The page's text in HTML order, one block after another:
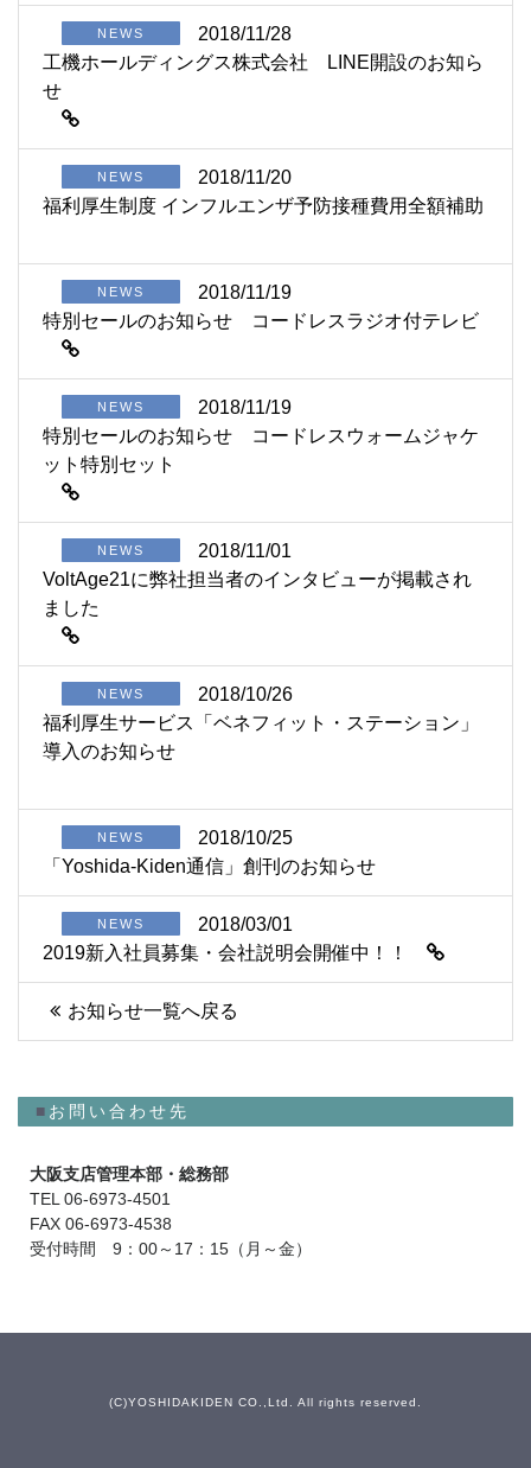
NEWS
2018/11/28
工機ホールディングス株式会社 LINE開設のお知ら
せ
NEWS
2018/11/20
福利厚生制度 インフルエンザ予防接種費用全額補助
NEWS
2018/11/19
特別セールのお知らせ コードレスラジオ付テレビ
NEWS
2018/11/19
特別セールのお知らせ コードレスウォームジャケ
ット特別セット
NEWS
2018/11/01
VoltAge21に弊社担当者のインタビューが掲載され
ました
NEWS
2018/10/26
福利厚生サービス「ベネフィット・ステーション」
導入のお知らせ
NEWS
2018/10/25
「Yoshida-Kiden通信」創刊のお知らせ
NEWS
2018/03/01
2019新入社員募集・会社説明会開催中！！
お知らせ一覧へ戻る
■ お問い合わせ先
大阪支店管理本部・総務部
TEL 06-6973-4501
FAX 06-6973-4538
受付時間 9：00～17：15（月～金）
(C)YOSHIDAKIDEN CO.,Ltd. All rights reserved.